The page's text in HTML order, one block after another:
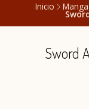
Inicio Manga
Sword